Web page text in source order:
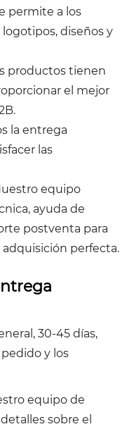
permite a los
diseños y
productos tienen
el mejor
la entrega
las
equipo
ayuda de
postventa para
perfecta.
30-45 días,
y los
equipo de
sobre el